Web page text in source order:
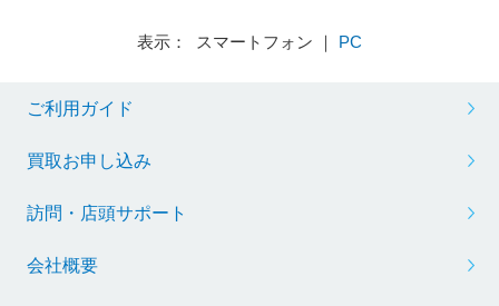
表示： スマートフォン ｜ PC
ご利用ガイド
買取お申し込み
訪問・店頭サポート
会社概要